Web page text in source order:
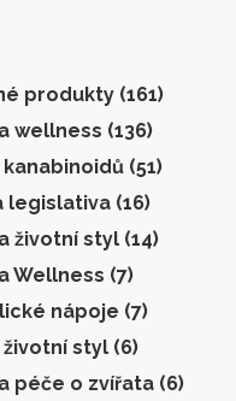
produkty (161)
wellness (136)
(51)
legislativa (16)
životní styl (14)
Wellness (7)
nápoje (7)
životní styl (6)
péče o zvířata (6)